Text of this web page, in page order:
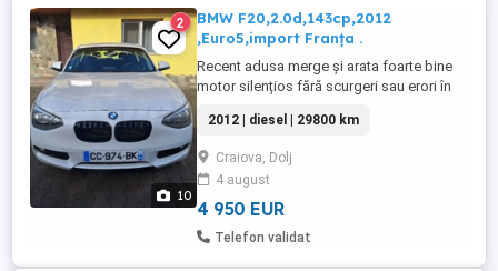
10
2
BMW F20,2.0d,143cp,2012
,Euro5,import Franța .
Recent adusa merge și arata foarte bine
motor silențios fără scurgeri sau erori în
Mașina are navigație,volan piele
multifuncțional,pilot-automat senzori
parcare aer condiționat functionabil
oglinzi electrice încălzite,geamuri electrice
fata spate,jante aliaj,cârlig ...
2012 | diesel | 29800 km
Craiova, Dolj
4 august
4 950 EUR
Telefon validat